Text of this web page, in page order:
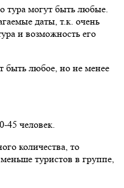
тура могут быть любые.
даты, т.к. очень
и возможность его
быть любое, но не менее
45 человек.
количества, то
туристов в группе,